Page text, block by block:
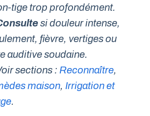
tige trop profondément.
si douleur intense,
fièvre, vertiges ou
auditive soudaine.
sections : Reconnaître,
maison, Irrigation et
.